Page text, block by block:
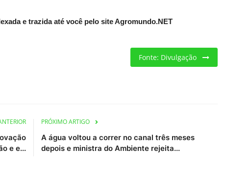
e trazida até você pelo site Agromundo.NET
Fonte: Divulgação
e e...
PRÓXIMO ARTIGO
A água voltou a correr no canal três meses
depois e ministra do Ambiente rejeita...